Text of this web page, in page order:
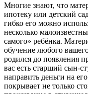
Многие знают, что
ипотеку или детский
гибко его можно
несколько
самого» ребёнка.
обучение любого
родился до появления
вас есть старший сын-
направить деньги на
покрывает не только